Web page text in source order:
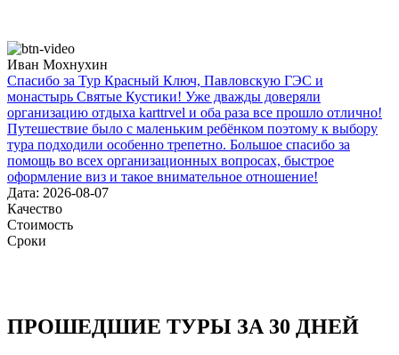
Иван Мохнухин
Спасибо за Тур Красный Ключ, Павловскую ГЭС и
монастырь Святые Кустики! Уже дважды доверяли
организацию отдыха karttrvel и оба раза все прошло отлично!
Путешествие было с маленьким ребёнком поэтому к выбору
тура подходили особенно трепетно. Большое спасибо за
помощь во всех организационных вопросах, быстрое
оформление виз и такое внимательное отношение!
Дата: 2026-08-07
Качество
Стоимость
Сроки
ПРОШЕДШИЕ ТУРЫ ЗА 30 ДНЕЙ